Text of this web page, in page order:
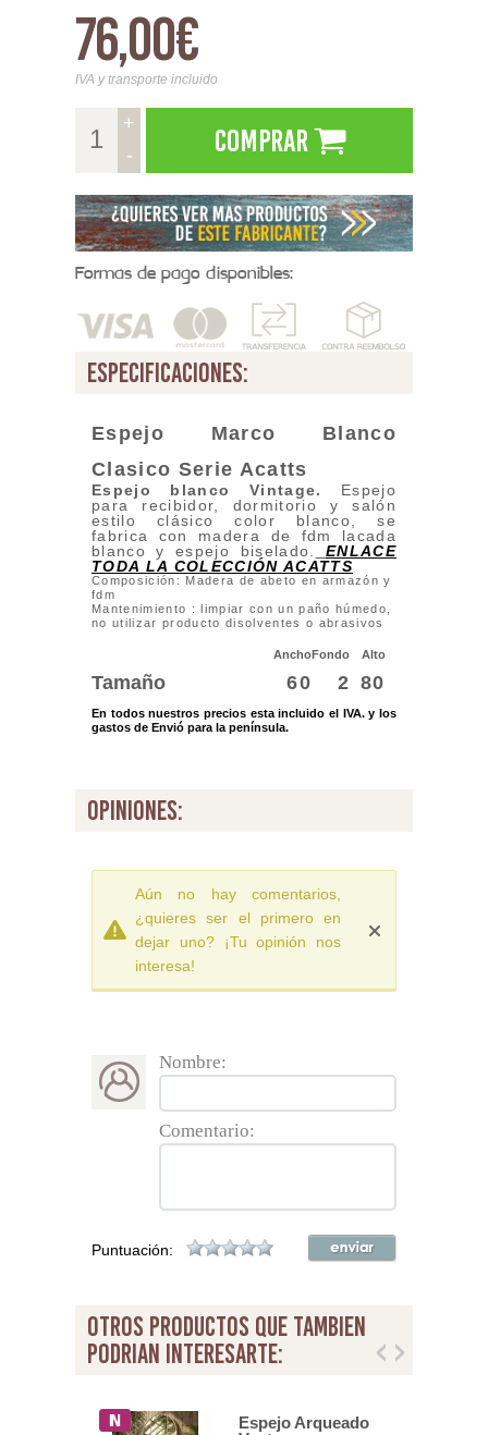
76,00€
IVA y transporte incluido
+
-
Comprar
Formas de pago disponibles:
especificaciones:
Espejo Marco Blanco
Clasico Serie Acatts
Espejo blanco Vintage.
Espejo
para recibidor, dormitorio y salón
estilo clásico color blanco, se
fabrica con madera de fdm lacada
blanco y espejo biselado.
ENLACE
TODA LA COLECCIÓN ACATTS
Composición: Madera de abeto en armazón y
fdm
Mantenimiento : limpiar con un paño húmedo,
no utilizar producto disolventes o abrasivos
AnchoFondo Alto
Tamaño 60 2 80
En todos nuestros precios esta incluido el IVA. y los
gastos de Envió para la península.
opiniones:
Aún no hay comentarios,
¿quieres ser el primero en
dejar uno? ¡Tu opinión nos
interesa!
Nombre:
Comentario:
Puntuación:
otros productos que tambien
podrian interesarte:
Espejo Arqueado